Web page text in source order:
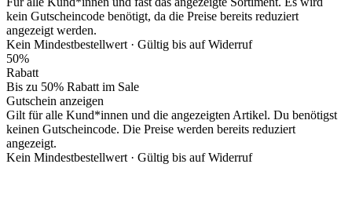
kein Gutscheincode benötigt, da die Preise bereits reduziert
angezeigt werden.
Kein Mindestbestellwert · Gültig bis auf Widerruf
50%
Rabatt
Bis zu 50% Rabatt im Sale
Gutschein anzeigen
Gilt für alle Kund*innen und die angezeigten Artikel. Du benötigst
keinen Gutscheincode. Die Preise werden bereits reduziert
angezeigt.
Kein Mindestbestellwert · Gültig bis auf Widerruf